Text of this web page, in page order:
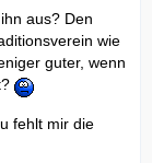
aus? Den
wie
guter, wenn
fehlt mir die